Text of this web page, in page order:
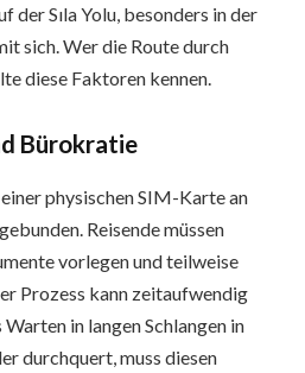
der Sıla Yolu, besonders in der
sich. Wer die Route durch
diese Faktoren kennen.
Bürokratie
physischen SIM-Karte an
Reisende müssen
vorlegen und teilweise
Prozess kann zeitaufwendig
in langen Schlangen in
durchquert, muss diesen